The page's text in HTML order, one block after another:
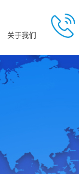
关于我们